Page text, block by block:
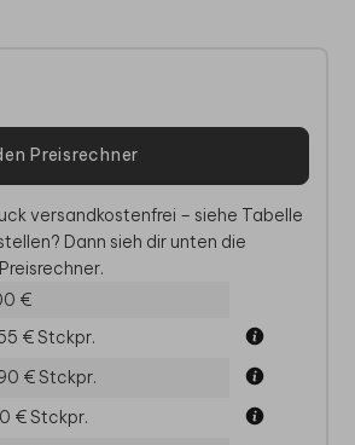
Preisrechner
versandkostenfrei – siehe Tabelle
Dann sieh dir unten die
€
€Stckpr.
€Stckpr.
€Stckpr.